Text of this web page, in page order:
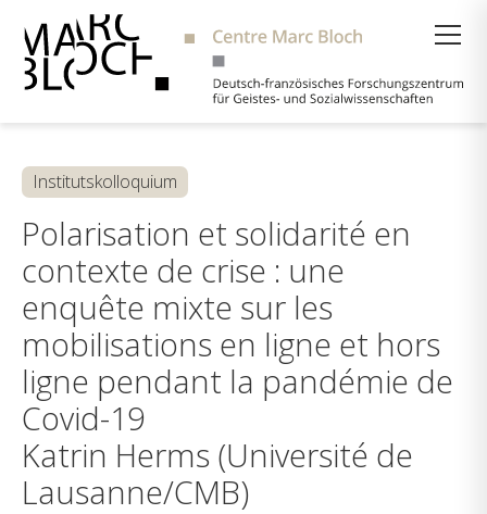
Institutskolloquium
Polarisation et solidarité en
contexte de crise : une
enquête mixte sur les
mobilisations en ligne et hors
ligne pendant la pandémie de
Covid-19
Katrin Herms (Université de
Lausanne/CMB)